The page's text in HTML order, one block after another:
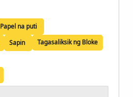
Papel na puti
Sapin
Tagasaliksik ng Bloke